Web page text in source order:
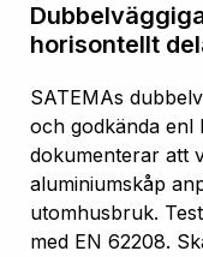
horisontellt
SATEMAs
och godkända enl
dokumenterar att
aluminiumskåp
utomhusbruk.
med EN 62208.